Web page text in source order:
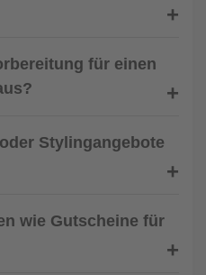
für einen
Stylingangebote
wie Gutscheine für